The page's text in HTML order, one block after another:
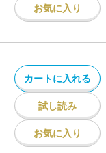
お気に入り
カートに入れる
試し読み
お気に入り